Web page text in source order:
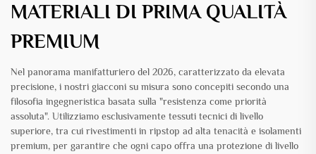
MATERIALI DI PRIMA QUALITÀ
PREMIUM
Nel panorama manifatturiero del 2026, caratterizzato da elevata
precisione, i nostri giacconi su misura sono concepiti secondo una
filosofia ingegneristica basata sulla "resistenza come priorità
assoluta". Utilizziamo esclusivamente tessuti tecnici di livello
superiore, tra cui rivestimenti in ripstop ad alta tenacità e isolamenti
premium, per garantire che ogni capo offra una protezione di livello